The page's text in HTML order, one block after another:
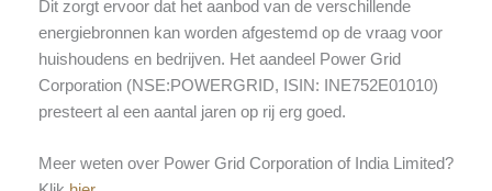
Dit zorgt ervoor dat het aanbod van de verschillende
energiebronnen kan worden afgestemd op de vraag voor
huishoudens en bedrijven. Het aandeel Power Grid
Corporation (NSE:POWERGRID, ISIN: INE752E01010)
presteert al een aantal jaren op rij erg goed.
Meer weten over Power Grid Corporation of India Limited?